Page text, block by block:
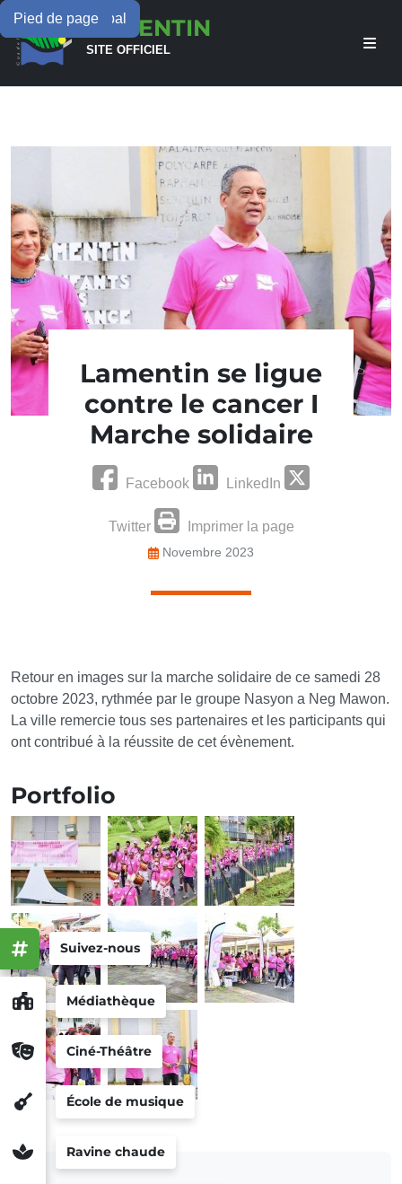
Menu principal
Contenu principal
Pied de pageLAMENTIN
SITE OFFICIEL
Médiathèque
Ciné-Théâtre
École de musique
Ravine chaude
Suivez-nous
Lamentin se ligue
contre le cancer I
Marche solidaire
Facebook LinkedIn
Twitter Imprimer la page
Novembre 2023
Retour en images sur la marche solidaire de ce samedi 28
octobre 2023, rythmée par le groupe Nasyon a Neg Mawon.
La ville remercie tous ses partenaires et les participants qui
ont contribué à la réussite de cet évènement.
Portfolio